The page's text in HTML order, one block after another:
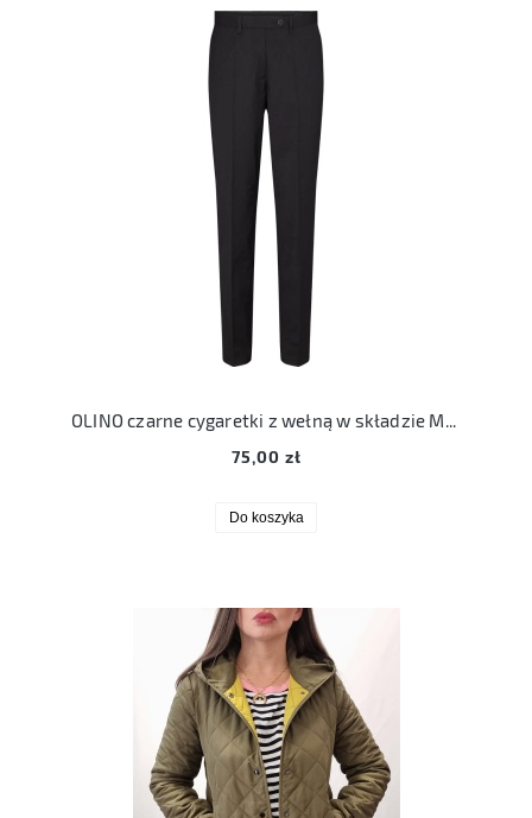
OLINO czarne cygaretki z wełną w składzie M/L minimalizm
75,00 zł
Do koszyka